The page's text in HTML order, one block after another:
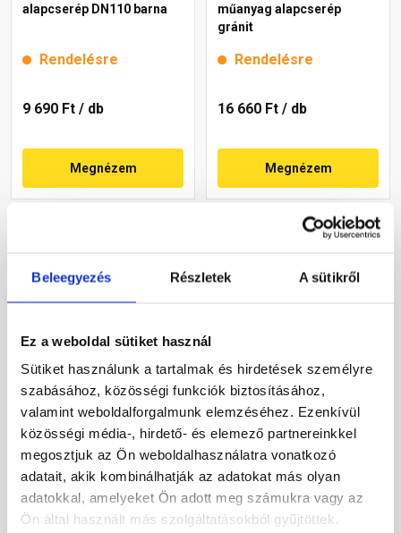
Beleegyezés Részletek A sütikről
Ez a weboldal sütiket használ
Sütiket használunk a tartalmak és hirdetések személyre
szabásához, közösségi funkciók biztosításához,
valamint weboldalforgalmunk elemzéséhez. Ezenkívül
közösségi média-, hirdető- és elemező partnereinkkel
megosztjuk az Ön weboldalhasználatra vonatkozó
adatait, akik kombinálhatják az adatokat más olyan
adatokkal, amelyeket Ön adott meg számukra vagy az
Ön által használt más szolgáltatásokból gyűjtöttek.
alapcserép DN110 barna
Rendelésre
9 690 Ft / db
Megnézem
műanyag alapcserép
gránit
Rendelésre
16 660 Ft / db
Megnézem
Terrán műanyag
alapcserép DN110 barna
40x40 cm
Rendelésre
9 455 Ft/ db
Terrán Synus műanyag
alapcserép DN110 tégla
Rendelésre
9 690 Ft/ db